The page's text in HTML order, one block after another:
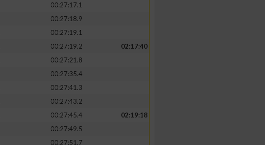
00:27:17.1
00:27:18.9
00:27:19.1
00:27:19.2
02:17:40
00:27:21.8
00:27:35.4
00:27:41.3
00:27:43.2
00:27:45.4
02:19:18
00:27:49.5
00:27:51.7